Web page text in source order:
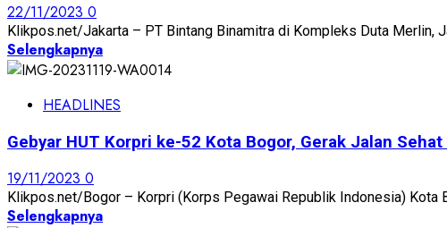
22/11/2023 0
Klikpos.net/Jakarta – PT Bintang Binamitra di Kompleks Duta Merlin,
Selengkapnya
HEADLINES
Gebyar HUT Korpri ke-52 Kota Bogor, Gerak Jalan
19/11/2023 0
Klikpos.net/Bogor – Korpri (Korps Pegawai Republik Indonesia) Kota
Selengkapnya